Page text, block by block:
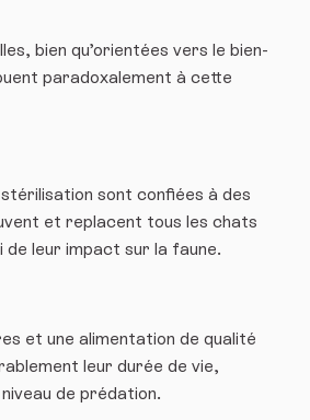
bien qu’orientées vers le bien-
paradoxalement à cette
sont confiées à des
et replacent tous les chats
de leur impact sur la faune.
et une alimentation de qualité
leur durée de vie,
de prédation.